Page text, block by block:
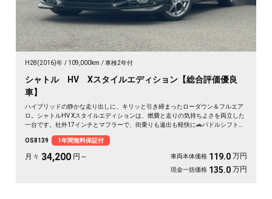
H28(2016)年 109,000km 車検2年付
シャトル HV Xスタイルエディション【総合評価優良
車】
ハイブリッドの静かな走り出しに、キリッと引き締まったローダウン＆フルエア
ロ。シャトルHV Xスタイルエディションは、燃費と走りの気持ちよさを両立した
一台です。社外17インチとマフラーで、街乗りも遠出も軽快に🚗パドルシフトで
心。仕事帰りにふらっと寄り道、休日は荷物を積んでロングドライブへ✨走りに
こだわる方に《1年保証付》💫
OS8139 1年間無料保証付
月々 34,200 円～ 車両本体価格 119.0 万円
現金一括価格 135.0 万円